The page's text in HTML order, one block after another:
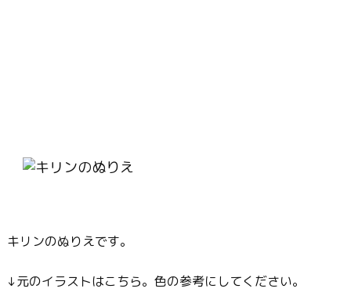
キリンのぬりえです。
↓元のイラストはこちら。色の参考にしてください。